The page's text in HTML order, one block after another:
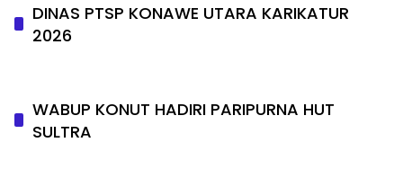
DINAS PTSP KONAWE UTARA KARIKATUR
2026
WABUP KONUT HADIRI PARIPURNA HUT
SULTRA